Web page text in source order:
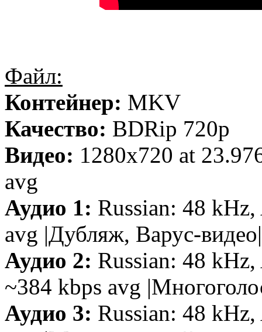
Файл:
Контейнер: MKV
Качество: BDRip 720p
Видео: 1280x720 at
avg
Аудио 1: Russian: 48
avg |Дубляж, Варус-видео|
Аудио 2: Russian: 48
~384 kbps avg
Аудио 3: Russian: 48